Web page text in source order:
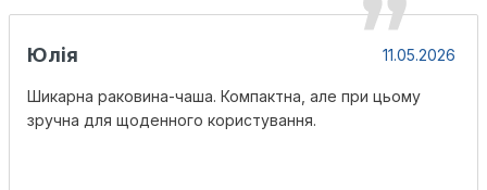
Юлія 11.05.2026
Шикарна раковина-чаша. Компактна, але при цьому
зручна для щоденного користування.